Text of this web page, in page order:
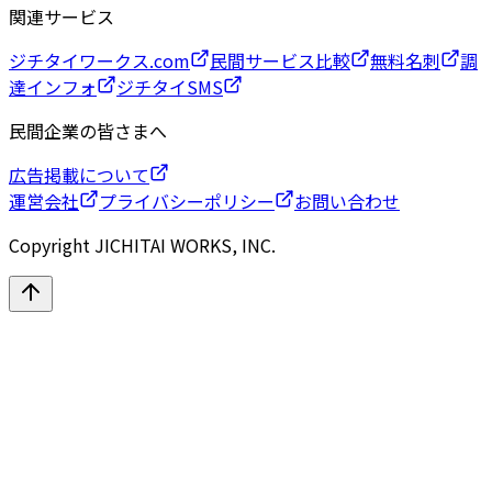
関連サービス
ジチタイワークス.com
民間サービス比較 無料名刺
調
達インフォ
ジチタイSMS
民間企業の皆さまへ
広告掲載について
運営会社
プライバシーポリシー
お問い合わせ
Copyright JICHITAI WORKS, INC.